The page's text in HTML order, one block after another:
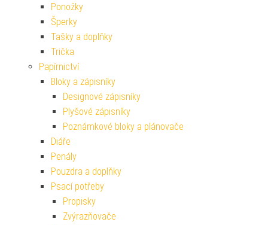
Ponožky
Šperky
Tašky a doplňky
Trička
Papírnictví
Bloky a zápisníky
Designové zápisníky
Plyšové zápisníky
Poznámkové bloky a plánovače
Diáře
Penály
Pouzdra a doplňky
Psací potřeby
Propisky
Zvýrazňovače